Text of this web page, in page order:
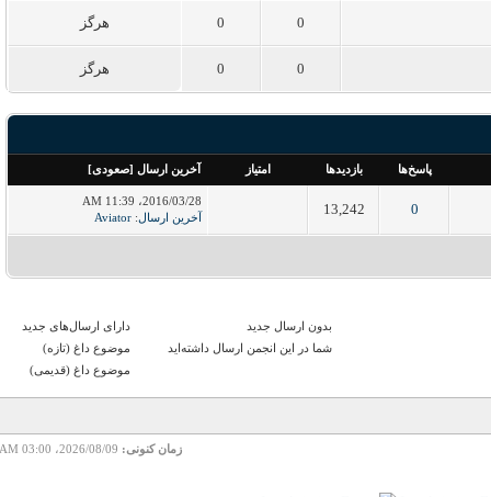
هرگز
هرگز
پاسخ‌ها بازدید‌ها امتیاز آخرین ارسال [صعودی]
13,242
2016/03/28، 11:39 AM
آخرین ارسال:
Aviator
دارای ارسال‌های جدید‌
موضوع داغ (تازه‌)
موضوع داغ (قدیمی)
بدون ارسال جدید‌
شما در این انجمن ارسال داشته‌اید
زمان کنونی:2026/08/09، 03:00 AM